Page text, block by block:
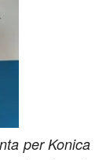
per Konica